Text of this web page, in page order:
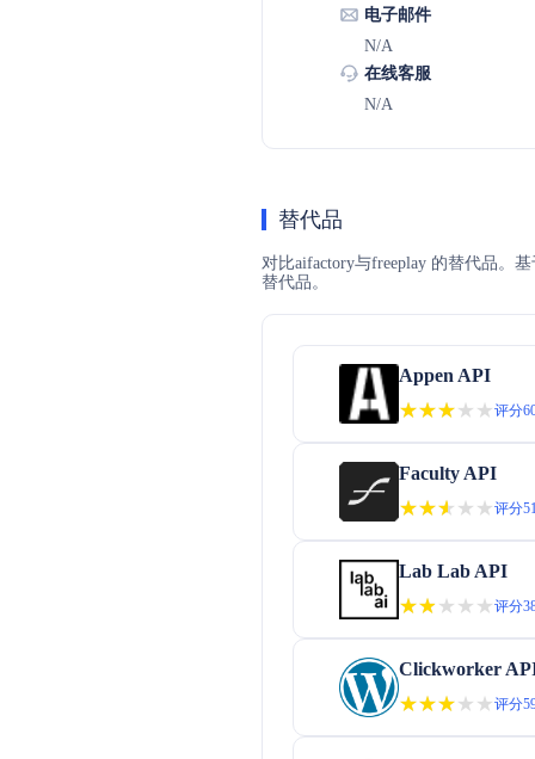
电子邮件
N/A
在线客服
N/A
替代品
对比aifactory与freeplay 的替代品。
替代品。
Appen API
★★★★★
★★★★★评分
Faculty API
★★★★★
★★★★★评分
Lab Lab API
★★★★★
★★★★★评分
Clickworker
★★★★★
★★★★★评分